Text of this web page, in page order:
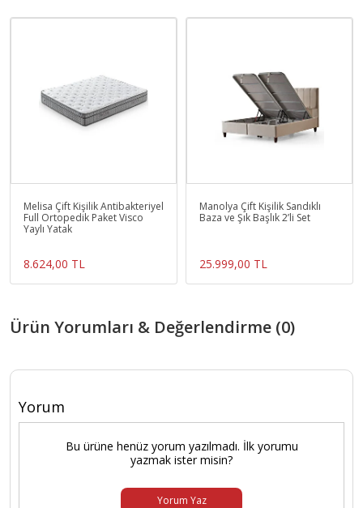
Melisa Çift Kişilik Antibakteriyel
Full Ortopedik Paket Visco
Yaylı Yatak
8.624,00 TL
Manolya Çift Kişilik Sandıklı
Baza ve Şık Başlık 2’li Set
25.999,00 TL
Ürün Yorumları & Değerlendirme (0)
Yorum
Bu ürüne henüz yorum yazılmadı. İlk yorumu
yazmak ister misin?
Yorum Yaz